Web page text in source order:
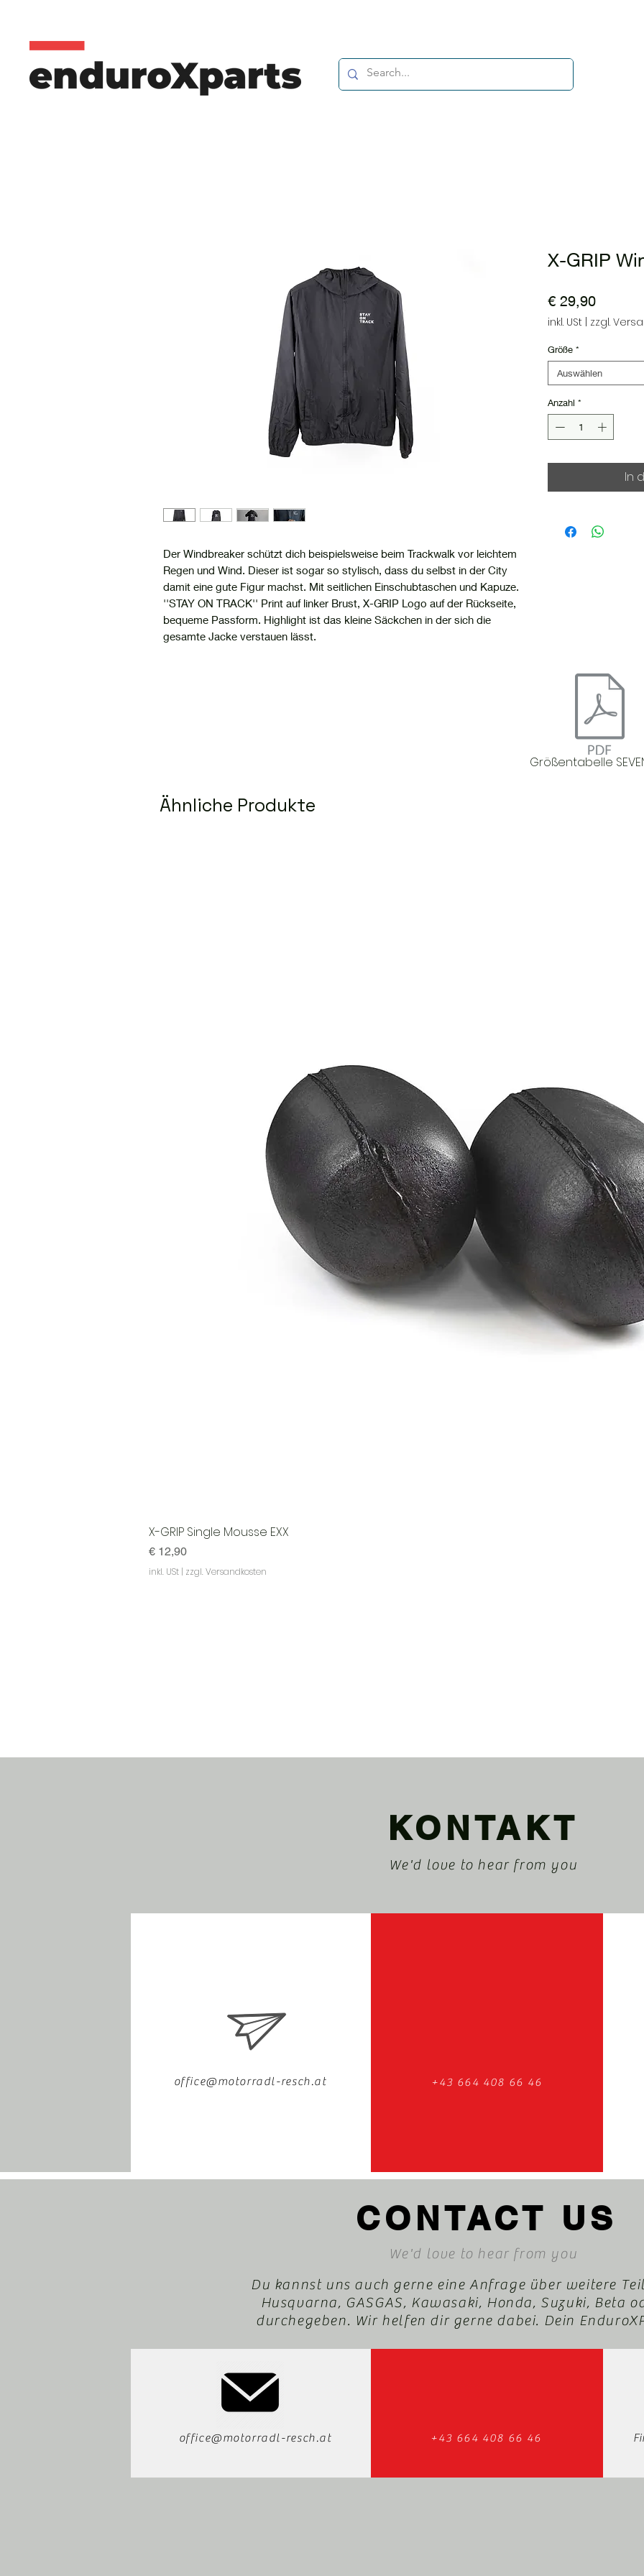
Der Windbreaker schützt dich beispielsweise beim Trackwalk vor leichtem
Regen und Wind. Dieser ist sogar so stylisch, dass du selbst in der City
damit eine gute Figur machst. Mit seitlichen Einschubtaschen und Kapuze.
''STAY ON TRACK'' Print auf linker Brust, X-GRIP Logo auf der Rückseite,
bequeme Passform. Highlight ist das kleine Säckchen in der sich die
gesamte Jacke verstauen lässt.
X-GRIP
€ 29,90Preis
inkl. USt zzgl.
Größe *
Auswählen
Anzahl *
In
Größentabelle
Ähnliche Produkte
X-GRIP Single Mousse EXX
Preis
€ 12,90
inkl. USt | zzgl. Versandkosten
KONTAKT
We'd love to hear from you
office@motorradl-resch.at +43 664 408 66 46
CONTACT US
We'd love to hear from you
Du kannst uns auch gerne eine Anfrage über weitere
Husqvarna, GASGAS, Kawasaki, Honda, Suzuki, Beta
durchegeben. Wir helfen dir gerne dabei. Dein
office@motorradl-resch.at +43 664 408 66 46